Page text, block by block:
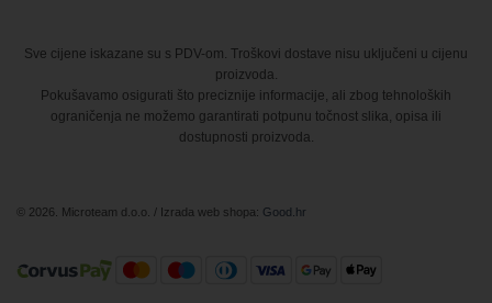
Sve cijene iskazane su s PDV-om. Troškovi dostave nisu uključeni u cijenu
proizvoda.
Pokušavamo osigurati što preciznije informacije, ali zbog tehnoloških
ograničenja ne možemo garantirati potpunu točnost slika, opisa ili
dostupnosti proizvoda.
© 2026. Microteam d.o.o. / Izrada web shopa: Good.hr